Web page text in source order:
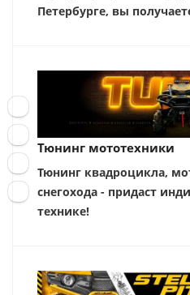
Петербурге, вы
Тюнинг мототехники
Тюнинг квадроцикла,
снегохода - придаст
технике!